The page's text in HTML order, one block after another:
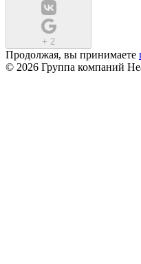
+ 2
Продолжая, вы принимаете
© 2026 Группа компаний